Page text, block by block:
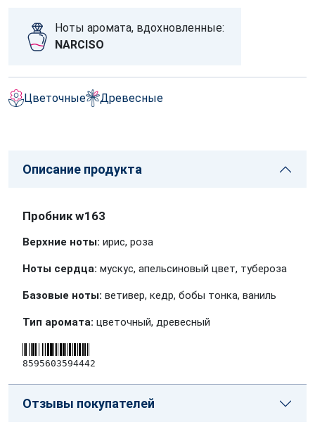
Ноты аромата, вдохновленные:
NARCISO
Цветочные Древесные
Описание продукта
Пробник w163
Верхние ноты: ирис, роза
Ноты сердца: мускус, апельсиновый цвет, тубероза
Базовые ноты: ветивер, кедр, бобы тонка, ваниль
Тип аромата: цветочный, древесный
8595603594442
Отзывы покупателей